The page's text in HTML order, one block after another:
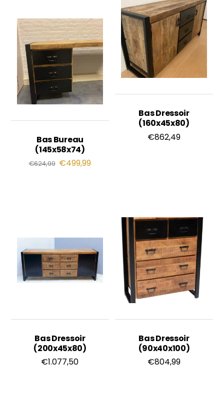
Bas Bureau
(145x58x74)
€624,99 €499,99
Bas Dressoir
(160x45x80)
€862,49
Bas Dressoir
(200x45x80)
€1.077,50
Bas Dressoir
(90x40x100)
€804,99